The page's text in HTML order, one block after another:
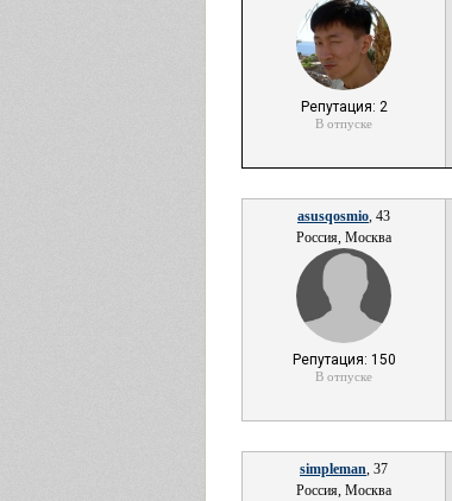
Репутация: 2
В отпуске
asusqosmio, 43
Россия, Москва
Репутация: 150
В отпуске
simpleman, 37
Россия, Москва